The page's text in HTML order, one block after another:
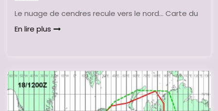
Le nuage de cendres recule vers le nord… Carte du
En lire plus